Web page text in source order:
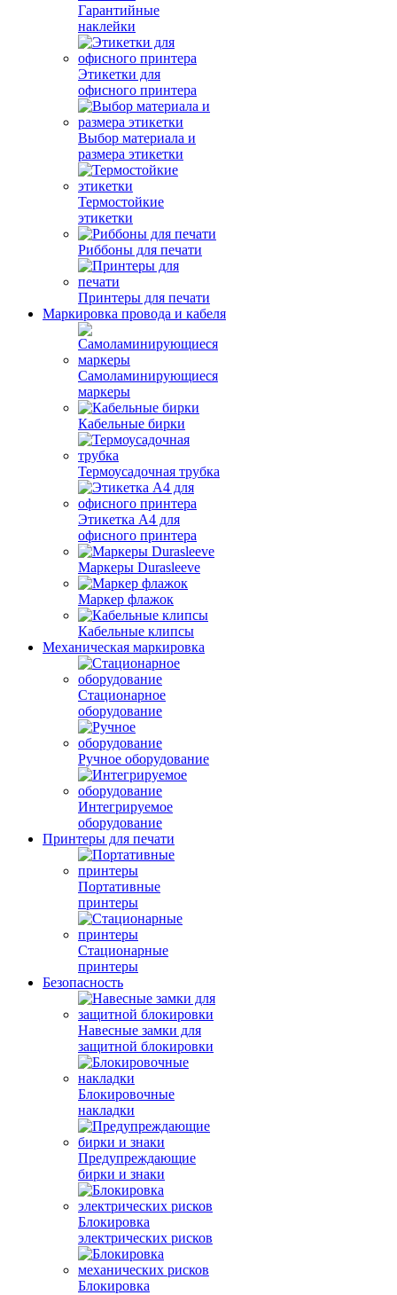
Гарантийные
наклейки
Этикетки для
офисного принтера
Выбор материала и
размера этикетки
Термостойкие
этикетки
Риббоны для печати
Принтеры для печати
Маркировка провода и кабеля
Самоламинирующиеся
маркеры
Кабельные бирки
Термоусадочная трубка
Этикетка А4 для
офисного принтера
Маркеры Durasleeve
Маркер флажок
Кабельные клипсы
Механическая маркировка
Стационарное
оборудование
Ручное оборудование
Интегрируемое
оборудование
Принтеры для печати
Портативные
принтеры
Стационарные
принтеры
Безопасность
Навесные замки для
защитной блокировки
Блокировочные
накладки
Предупреждающие
бирки и знаки
Блокировка
электрических рисков
Блокировка